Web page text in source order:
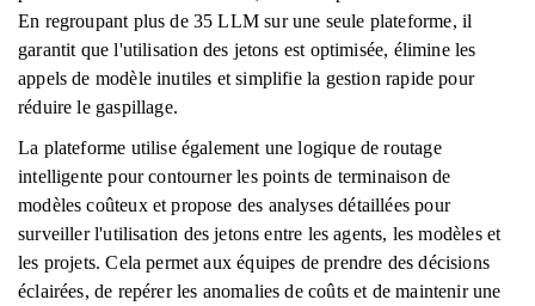
En regroupant plus de 35 LLM sur une seule plateforme, il
garantit que l'utilisation des jetons est optimisée, élimine les
appels de modèle inutiles et simplifie la gestion rapide pour
réduire le gaspillage.
La plateforme utilise également une logique de routage
intelligente pour contourner les points de terminaison de
modèles coûteux et propose des analyses détaillées pour
surveiller l'utilisation des jetons entre les agents, les modèles et
les projets. Cela permet aux équipes de prendre des décisions
éclairées, de repérer les anomalies de coûts et de maintenir une